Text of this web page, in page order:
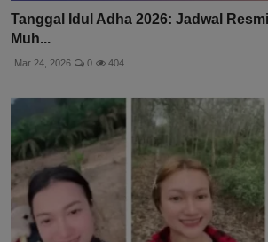
Tanggal Idul Adha 2026: Jadwal
Muh...
Mar 24, 2026 0 404